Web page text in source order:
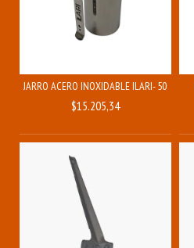
JARRO ACERO INOXIDABLE ILARI- 500ML
$15.205,34